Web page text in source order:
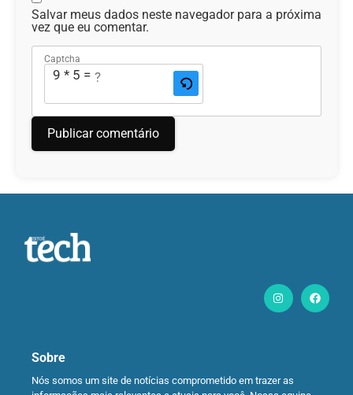
Salvar meus dados neste navegador para a próxima
vez que eu comentar.
Captcha
9 * 5 = ?
Sobre
Nós somos um site de notícias comprometido em trazer as